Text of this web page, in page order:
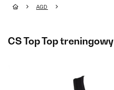
AGD
CS Top Top treningowy